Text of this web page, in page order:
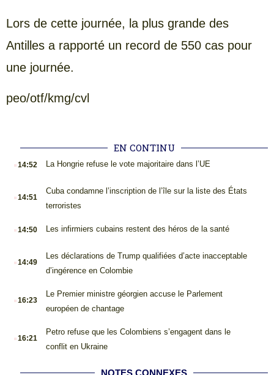
Lors de cette journée, la plus grande des
Antilles a rapporté un record de 550 cas pour
une journée.
peo/otf/kmg/cvl
EN CONTINU
.14:52 La Hongrie refuse le vote majoritaire dans l’UE
.14:51
Cuba condamne l’inscription de l’île sur la liste des États
terroristes
.14:50 Les infirmiers cubains restent des héros de la santé
.14:49
Les déclarations de Trump qualifiées d’acte inacceptable
d’ingérence en Colombie
.16:23
Le Premier ministre géorgien accuse le Parlement
européen de chantage
.16:21
Petro refuse que les Colombiens s’engagent dans le
conflit en Ukraine
NOTES CONNEXES